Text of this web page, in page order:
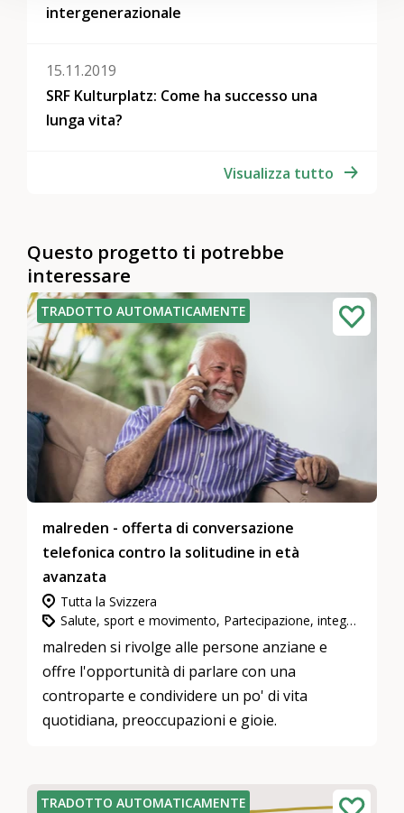
intergenerazionale
15.11.2019
SRF Kulturplatz: Come ha successo una
lunga vita?
Visualizza tutto
Questo progetto ti potrebbe
interessare
TRADOTTO AUTOMATICAMENTE
malreden - offerta di conversazione
telefonica contro la solitudine in età
avanzata
Tutta la Svizzera
Salute, sport e movimento, Partecipazione, integrazione e inclusione, Impegno in attività di utilità pubblica
malreden si rivolge alle persone anziane e
offre l'opportunità di parlare con una
controparte e condividere un po' di vita
quotidiana, preoccupazioni e gioie.
TRADOTTO AUTOMATICAMENTE